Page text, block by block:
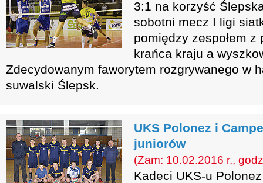
3:1 na korzyść
sobotni mecz I ligi
pomiędzy zespołem z
krańca kraju a
Zdecydowanym faworytem rozgrywanego w
suwalski Ślepsk.
UKS Polonez i
juniorów
(Zam: 10.02.2016 r.,
Kadeci UKS-u